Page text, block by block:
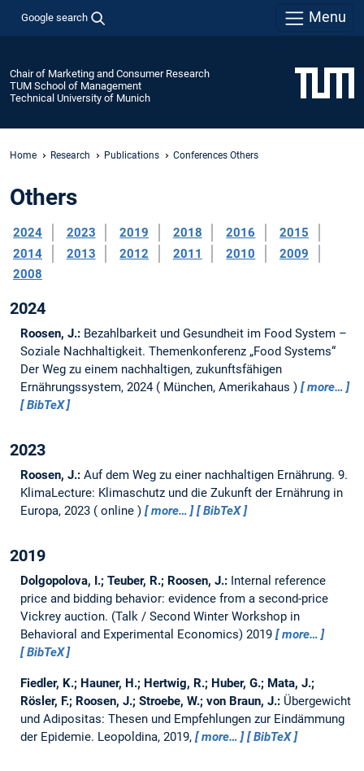
Google search Menu
Chair of Marketing and Consumer Research
TUM School of Management
Technical University of Munich
Home Research Publications Conferences Others
Others
2024 2023 2019 2018 2016
2015
2014
2013 2012 2011 2010
2009
2008
2024
Roosen, J.: Bezahlbarkeit und Gesundheit im Food System –
Soziale Nachhaltigkeit. Themenkonferenz „Food Systems“
Der Weg zu einem nachhaltigen, zukunftsfähigen
Ernährungssystem, 2024
München, Amerikahaus
more…
BibTeX
2023
Roosen, J.: Auf dem Weg zu einer nachhaltigen Ernährung. 9.
KlimaLecture: Klimaschutz und die Zukunft der Ernährung in
Europa, 2023
online more… BibTeX
2019
Dolgopolova, I.; Teuber, R.; Roosen, J.: Internal reference
price and bidding behavior: evidence from a second-price
Vickrey auction. (Talk / Second Winter Workshop in
Behavioral and Experimental Economics) 2019
more…
BibTeX
Fiedler, K.; Hauner, H.; Hertwig, R.; Huber, G.; Mata, J.;
Rösler, F.; Roosen, J.; Stroebe, W.; von Braun, J.: Übergewicht
und Adipositas: Thesen und Empfehlungen zur Eindämmung
der Epidemie. Leopoldina, 2019, more… BibTeX